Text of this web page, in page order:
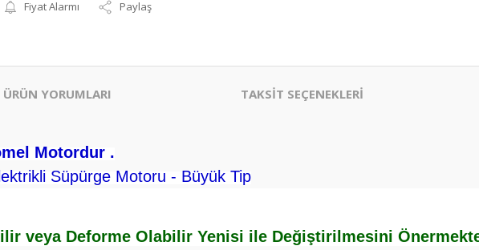
Fiyat Alarmı Paylaş
ÜRÜN YORUMLARI TAKSİT SEÇENEKLERİ
Motordur .
Süpürge Motoru - Büyük Tip
veya Deforme Olabilir Yenisi ile Değiştirilmesini